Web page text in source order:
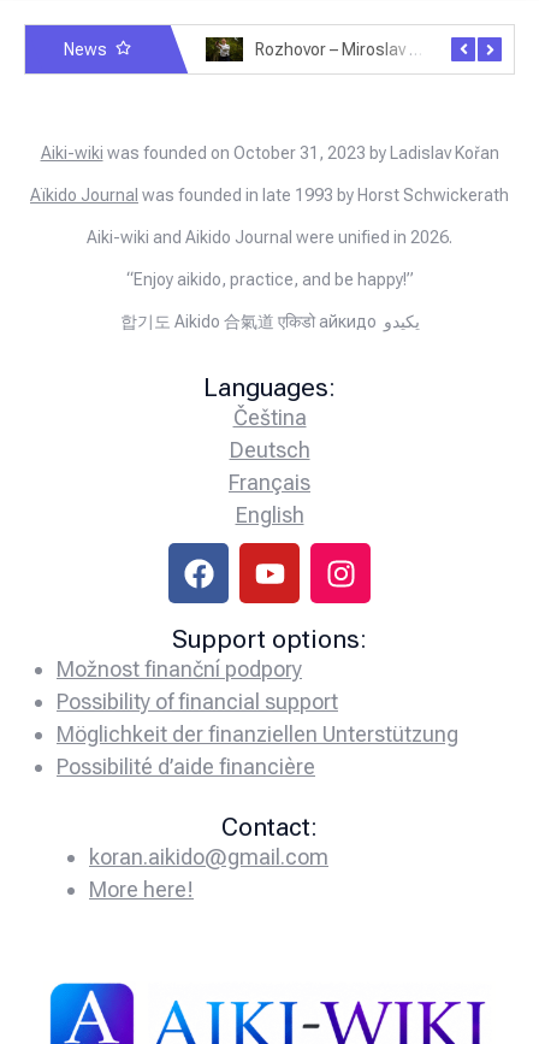
News Rozhovor – Miroslav Šmíd – 22.3.2025
Aiki-wiki was founded on October 31, 2023 by Ladislav Kořan
Aïkido Journal was founded in late 1993 by Horst Schwickerath
Aiki-wiki and Aikido Journal were unified in 2026.
“Enjoy aikido, practice, and be happy!”
합기도 Aikido 合氣道 एकिडो айкидо يكيدو
Languages:
Čeština
Deutsch
Français
English
Support options:
Možnost finanční podpory
Possibility of financial support
Möglichkeit der finanziellen Unterstützung
Possibilité d’aide financière
Contact:
koran.aikido@gmail.com
More here!